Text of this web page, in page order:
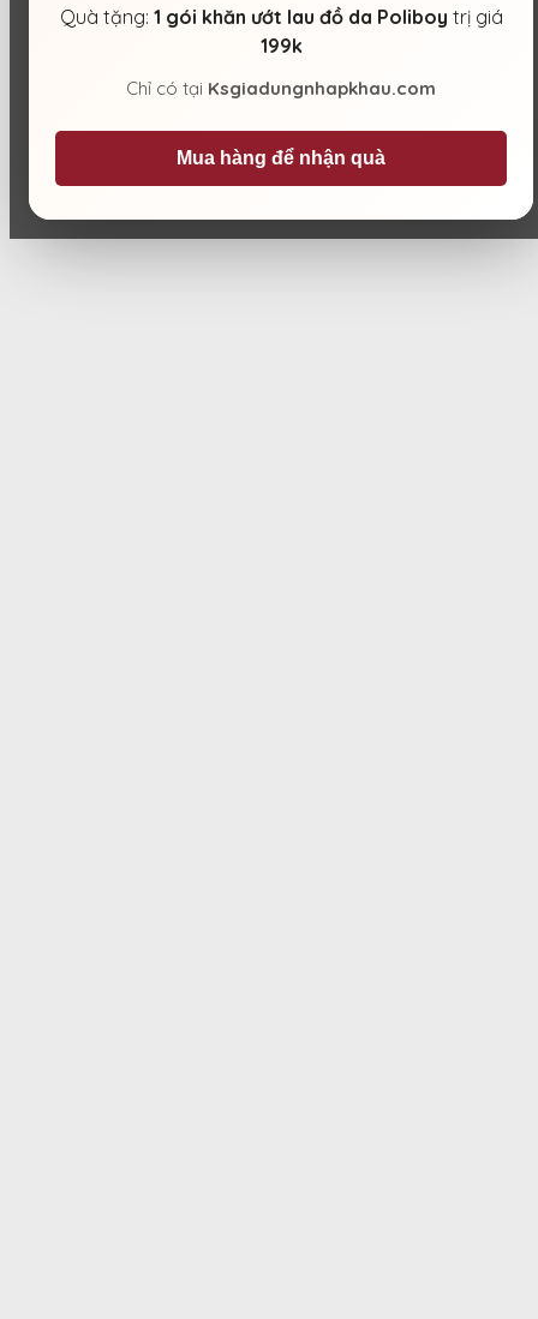
Quà tặng: 1 gói khăn ướt lau đồ da Poliboy trị giá
199k
Chỉ có tại Ksgiadungnhapkhau.com
Mua hàng để nhận quà